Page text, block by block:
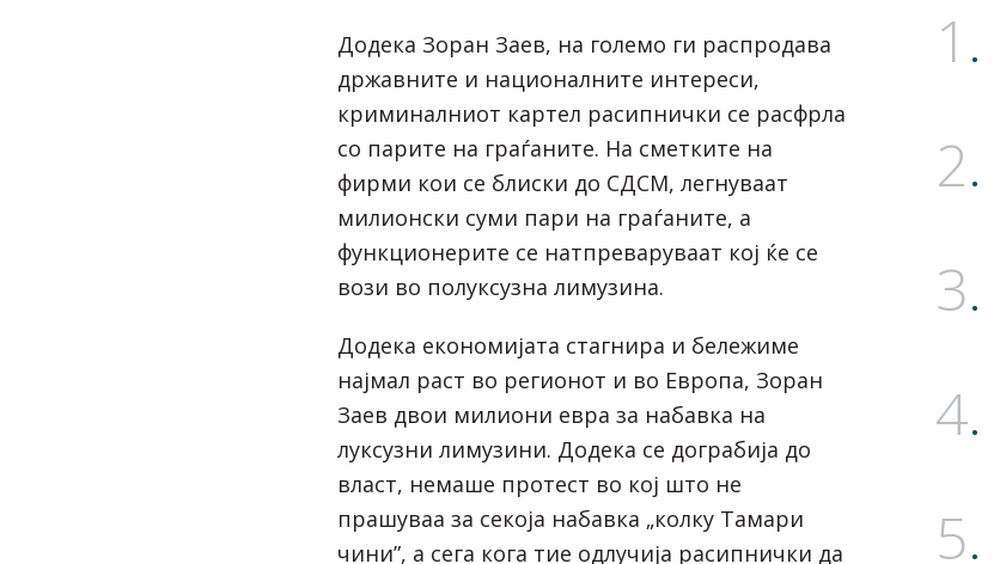
Додека Зоран Заев, на големо ги распродава
државните и националните интереси,
криминалниот картел расипнички се расфрла
со парите на граѓаните. На сметките на
фирми кои се блиски до СДСМ, легнуваат
милионски суми пари на граѓаните, а
функционерите се натпреваруваат кој ќе се
вози во полуксузна лимузина.
Додека економијата стагнира и бележиме
најмал раст во регионот и во Европа, Зоран
Заев двои милиони евра за набавка на
луксузни лимузини. Додека се дограбија до
власт, немаше протест во кој што не
прашуваа за секоја набавка „колку Тамари
чини”, а сега кога тие одлучија расипнички да
1
2
3
4
5